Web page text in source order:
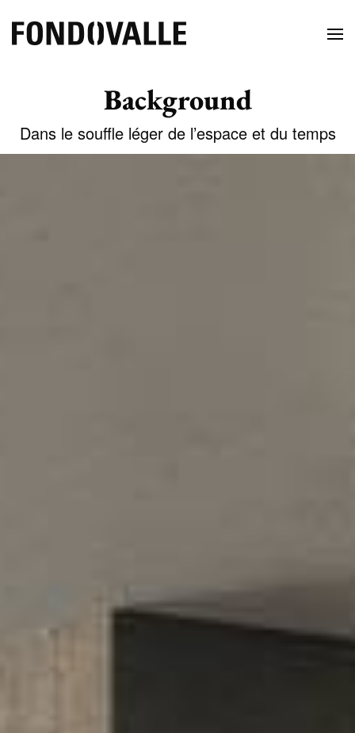
Dans le souffle léger de l’espace et du temps
Background